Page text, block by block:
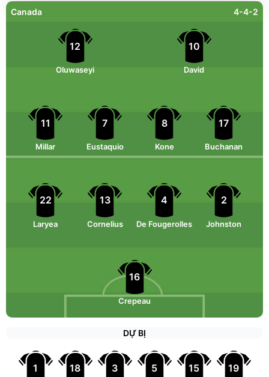
Canada 4-4-2
12
Oluwaseyi
10
David
11
Millar
7
Eustaquio
8
Kone
17
Buchanan
22
Laryea
13
Cornelius
4
De Fougerolles
2
Johnston
16
Crepeau
DỰ BỊ
1 18 3 5 15 19